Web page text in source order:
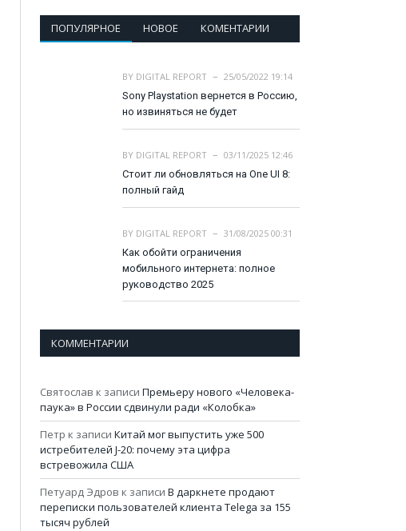
ПОПУЛЯРНОЕ НОВОЕ КОМЕНТАРИИ
BY DIGITAL REPORT
25/05/2022 19:14
Sony Playstation вернется в Россию,
но извиняться не будет
BY DIGITAL REPORT
03/11/2025 12:46
Стоит ли обновляться на One UI 8:
полный гайд
BY DIGITAL REPORT
31/08/2025 00:31
Как обойти ограничения
мобильного интернета: полное
руководство 2025
КОММЕНТАРИИ
Святослав к записи Премьеру нового «Человека-
паука» в России сдвинули ради «Колобка»
Петр к записи Китай мог выпустить уже 500
истребителей J-20: почему эта цифра
встревожила США
Петуард Эдров к записи В даркнете продают
переписки пользователей клиента Telega за 155
тысяч рублей